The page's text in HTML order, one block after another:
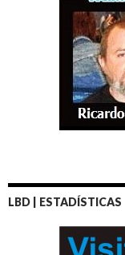
LBD | ESTADÍSTICAS